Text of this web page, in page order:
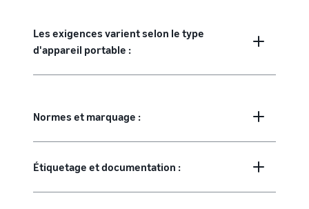
Les exigences varient selon le type
d'appareil portable :
Normes et marquage :
Étiquetage et documentation :